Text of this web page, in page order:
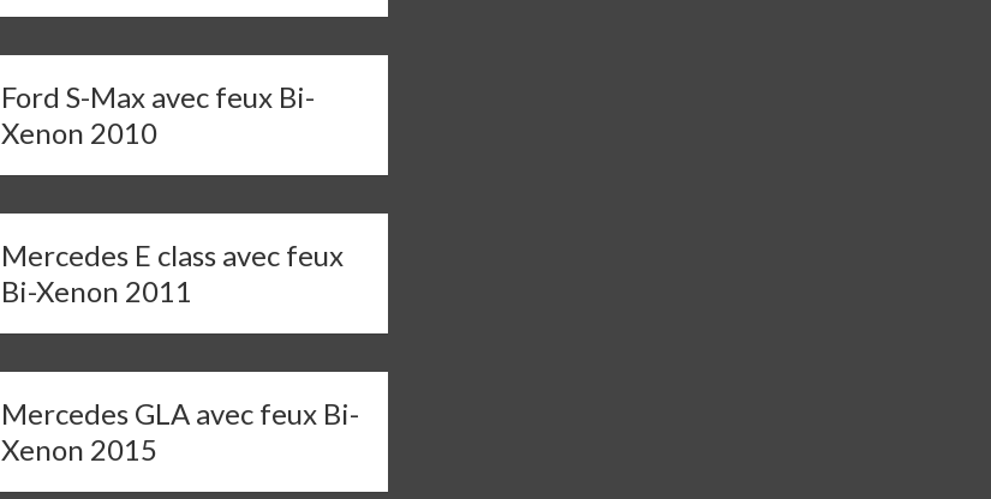
Ford S-Max avec feux Bi-
Xenon 2010
Mercedes E class avec feux
Bi-Xenon 2011
Mercedes GLA avec feux Bi-
Xenon 2015